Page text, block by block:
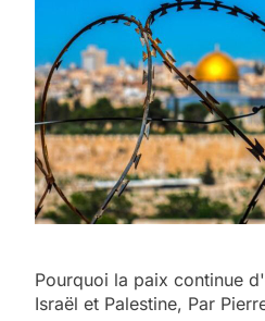
Pourquoi la paix continue
Israël et Palestine, Par